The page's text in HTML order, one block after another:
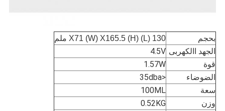
بحجم 130 (L) X71 (W) X165.5 (H) ملم
الجهد االكهربى 4.5V
قوة
1.57W
الضوضاء
<35dba
سعة
100ML
وزن
0.52KG